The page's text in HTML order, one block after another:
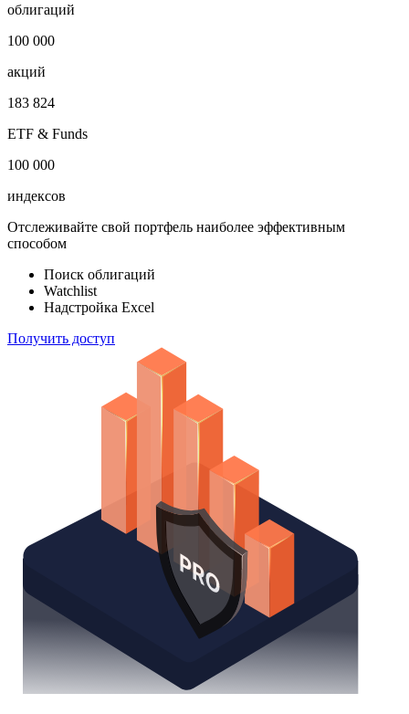
облигаций
100 000
акций
183 824
ETF & Funds
100 000
индексов
Отслеживайте свой портфель наиболее эффективным
способом
Поиск облигаций
Watchlist
Надстройка Excel
Получить доступ